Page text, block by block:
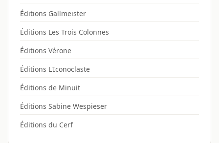
Éditions Gallmeister
Éditions Les Trois Colonnes
Éditions Vérone
Éditions L'Iconoclaste
Éditions de Minuit
Éditions Sabine Wespieser
Éditions du Cerf